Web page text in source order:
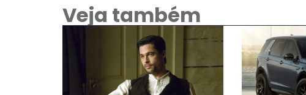
Veja também